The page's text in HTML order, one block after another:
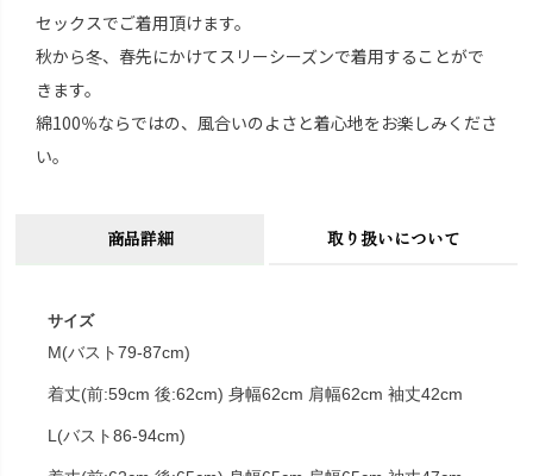
セックスでご着用頂けます。
秋から冬、春先にかけてスリーシーズンで着用することがで
きます。
綿100％ならではの、風合いのよさと着心地をお楽しみくださ
い。
商品詳細 取り扱いについて
サイズ
M(バスト79-87cm)
着丈(前:59cm 後:62cm) 身幅62cm 肩幅62cm 袖丈42cm
L(バスト86-94cm)